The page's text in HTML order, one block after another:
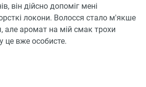
він дійсно допоміг мені
локони. Волосся стало м'якше
але аромат на мій смак трохи
це вже особисте.